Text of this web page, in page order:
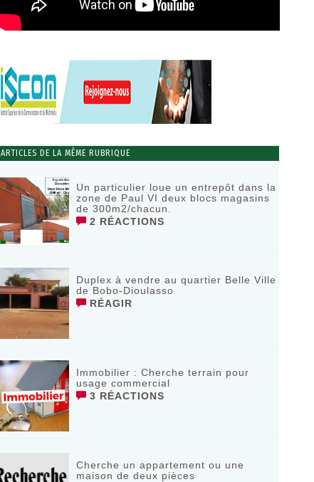
ARTICLES DE LA MÊME RUBRIQUE
Un particulier loue un entrepôt dans la
zone de Paul VI deux blocs magasins
de 300m2/chacun.
2 RÉACTIONS
Duplex à vendre au quartier Belle Ville
de Bobo-Dioulasso
RÉAGIR
Immobilier : Cherche terrain pour
usage commercial
3 RÉACTIONS
Cherche un appartement ou une
maison de deux pièces